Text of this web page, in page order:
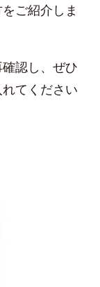
ご紹介しま
認し、ぜひ
てください